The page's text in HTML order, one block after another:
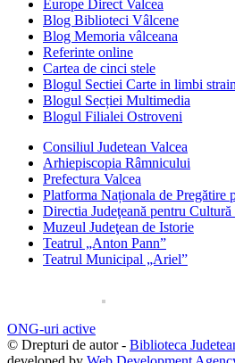
Europe Direct Valcea
Blog Biblioteci Vâlcene
Blog Memoria vâlceana
Referinte online
Cartea de cinci stele
Blogul Sectiei Carte in limbi
Blogul Secției Multimedia
Blogul Filialei Ostroveni
Consiliul Judetean Valcea
Arhiepiscopia Râmnicului
Prefectura Valcea
Platforma Naționala de Pregătire
Directia Judeţeană pentru Cultură
Muzeul Judeţean de Istorie
Teatrul „Anton Pann”
Teatrul Municipal „Ariel”
ONG-uri active
© Drepturi de autor - Biblioteca